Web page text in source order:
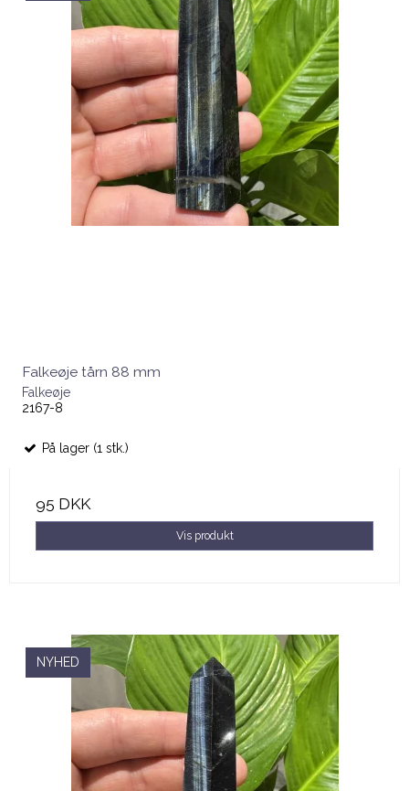
Falkeøje tårn 88 mm
Falkeøje
2167-8
På lager (1 stk.)
95 DKK
Vis produkt
NYHED